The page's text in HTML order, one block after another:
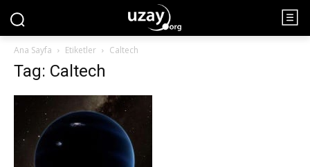
Ana Sayfa Etiketler Caltech
Tag: Caltech